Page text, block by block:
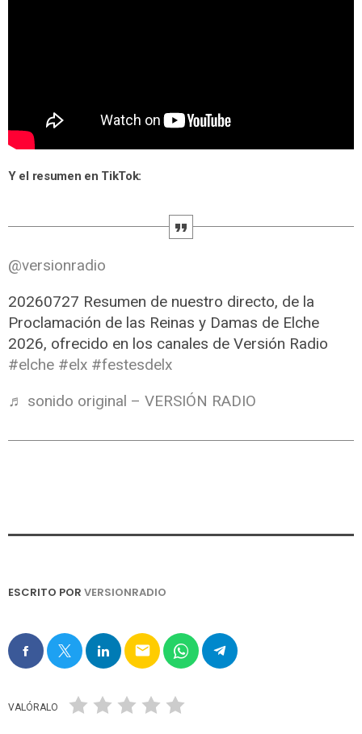
Y el resumen en TikTok:
@versionradio
20260727 Resumen de nuestro directo, de la
Proclamación de las Reinas y Damas de Elche
2026, ofrecido en los canales de Versión Radio
#elche #elx #festesdelx
♬ sonido original – VERSIÓN RADIO
ESCRITO POR VERSIONRADIO
email
VALÓRALO